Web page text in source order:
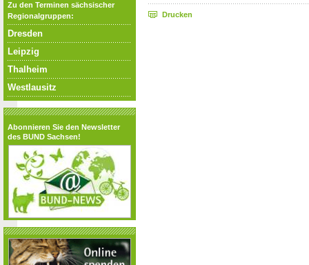
Drucken
Zu den Terminen sächsischer
Regionalgruppen:
Dresden
Leipzig
Thalheim
Westlausitz
Abonnieren Sie den Newsletter
des BUND Sachsen!